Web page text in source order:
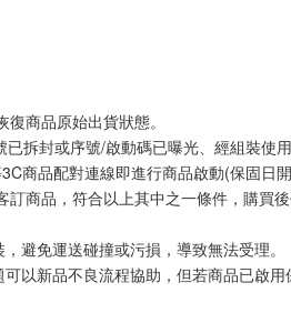
商品原始出貨狀態。
拆封或序號/啟動碼已曝光、經組裝
商品配對連線即進行商品啟動(保固
商品，符合以上其中之一條件，購買後
避免運送碰撞或污損，導致無法受理。
新品不良流程協助，但若商品已啟